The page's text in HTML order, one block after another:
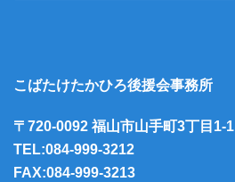
こばたけたかひろ後援会事務所
〒720-0092 福山市山手町3丁目1-1
TEL:084-999-3212
FAX:084-999-3213